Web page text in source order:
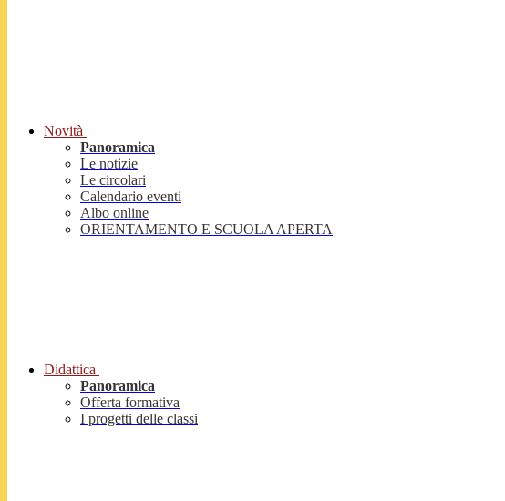
Novità
Panoramica
Le notizie
Le circolari
Calendario eventi
Albo online
ORIENTAMENTO E SCUOLA APERTA
Didattica
Panoramica
Offerta formativa
I progetti delle classi